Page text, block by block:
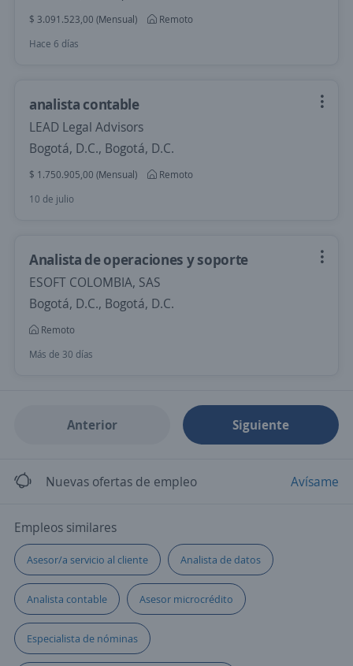
$ 3.091.523,00 (Mensual)
Remoto
Hace 6 días
analista contable
LEAD Legal Advisors
Bogotá, D.C., Bogotá, D.C.
$ 1.750.905,00 (Mensual)
Remoto
10 de julio
Analista de operaciones y soporte
ESOFT COLOMBIA, SAS
Bogotá, D.C., Bogotá, D.C.
Remoto
Más de 30 días
Anterior Siguiente
Nuevas ofertas de empleo Avísame
Empleos similares
Asesor/a servicio al cliente Analista de datos
Analista contable Asesor microcrédito
Especialista de nóminas